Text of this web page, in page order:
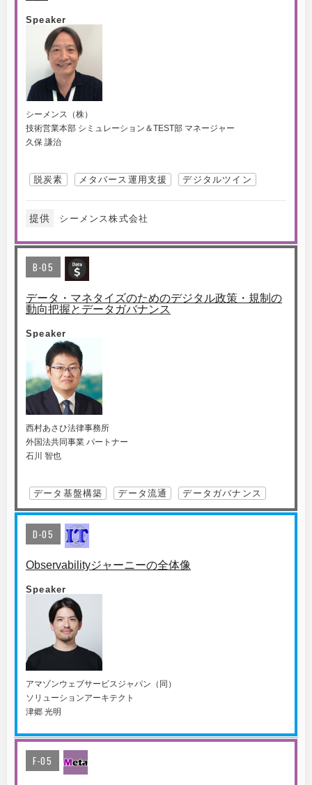
Speaker
シーメンス（株）
技術営業本部 シミュレーション＆TEST部 マネージャー
久保 謙治
脱炭素 メタバース運用支援 デジタルツイン
提供 シーメンス株式会社
B-05
データ・マネタイズのためのデジタル政策・規制の
動向把握とデータガバナンス
Speaker
西村あさひ法律事務所
外国法共同事業 パートナー
石川 智也
データ基盤構築 データ流通 データガバナンス
D-05
Observabilityジャーニーの全体像
Speaker
アマゾンウェブサービスジャパン（同）
ソリューションアーキテクト
津郷 光明
F-05